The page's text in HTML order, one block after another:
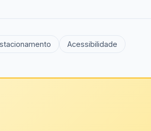
Acessibilidade